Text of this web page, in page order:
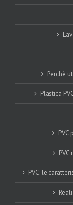
Perchè
Plastica
PVC
PVC: le